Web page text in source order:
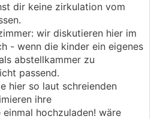
dir keine zirkulation vom
wir diskutieren hier im
- wenn die kinder ein eigenes
abstellkammer zu
passend.
hier so laut schreienden
ihre
hochzuladen! wäre